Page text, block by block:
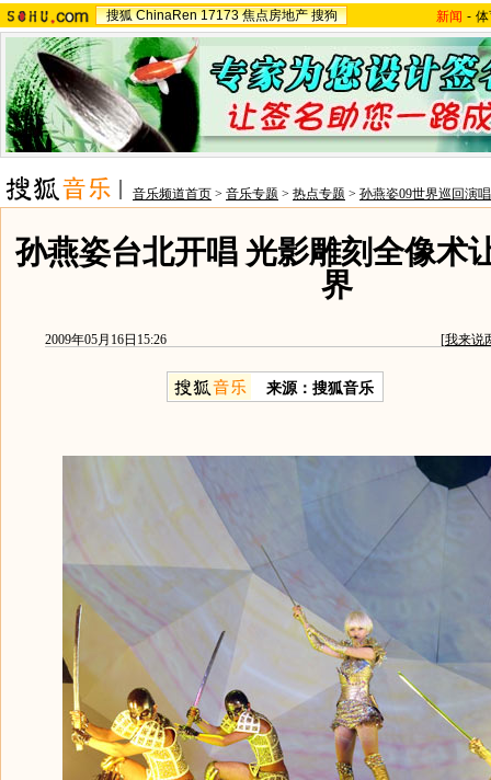
搜狐 ChinaRen 17173 焦点房地产 搜狗 新闻 -
音乐频道首页 > 音乐专题 > 热点专题 > 孙燕姿09世界巡回演
孙燕姿台北开唱 光影雕刻全像术
界
2009年05月16日15:26 [我来说
来源： 搜狐音乐